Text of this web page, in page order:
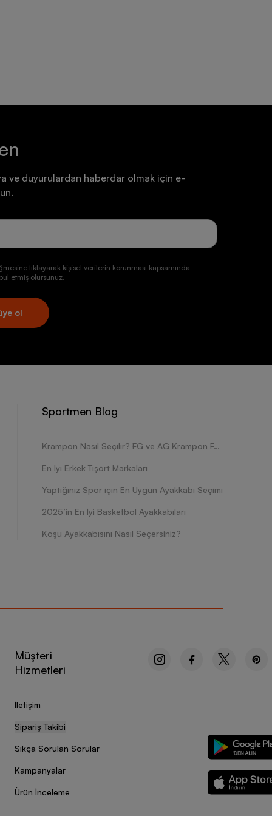
ve duyurulardan haberdar olmak için e-
tıklayarak kişisel verilerin korunması kapsamında
etmiş olursunuz.
ol
Sportmen Blog
Krampon Nasıl Seçilir? FG ve AG Krampon Farkları Nelerdir?
En İyi Erkek Tişört Markaları
Yaptığınız Spor için En Uygun Ayakkabı Seçimi
2025’in En İyi Basketbol Ayakkabıları
Koşu Ayakkabısını Nasıl Seçersiniz?
Müşteri
Hizmetleri
İletişim
Sipariş Takibi
Sıkça Sorulan Sorular
Kampanyalar
Ürün İnceleme